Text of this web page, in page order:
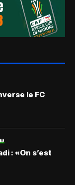
le FC
: «On s’est